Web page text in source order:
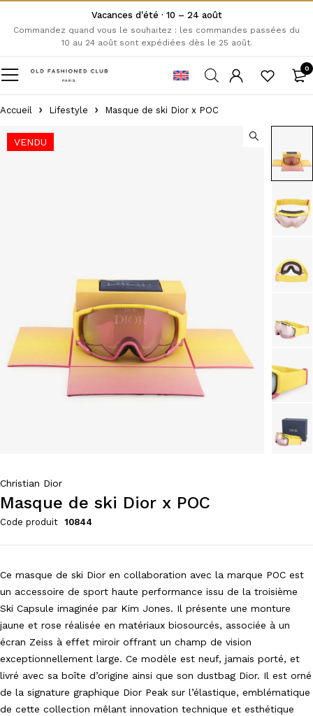
Vacances d'été · 10 – 24 août
Commandez quand vous le souhaitez : les commandes passées du
10 au 24 août sont expédiées dès le 25 août.
0
Accueil Lifestyle Masque de ski Dior x POC
VENDU
Christian Dior
Masque de ski Dior x POC
Code produit 10844
Ce masque de ski Dior en collaboration avec la marque POC est
un accessoire de sport haute performance issu de la troisième
Ski Capsule imaginée par Kim Jones. Il présente une monture
jaune et rose réalisée en matériaux biosourcés, associée à un
écran Zeiss à effet miroir offrant un champ de vision
exceptionnellement large. Ce modèle est neuf, jamais porté, et
livré avec sa boîte d’origine ainsi que son dustbag Dior. Il est orné
de la signature graphique Dior Peak sur l’élastique, emblématique
de cette collection mêlant innovation technique et esthétique